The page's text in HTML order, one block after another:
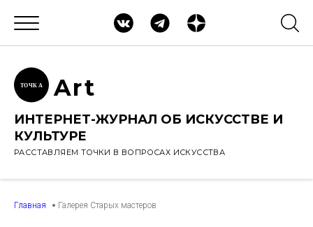
ТОЧК А Art
ИНТЕРНЕТ-ЖУРНАЛ ОБ ИСКУССТВЕ И
КУЛЬТУРЕ
РАССТАВЛЯЕМ ТОЧКИ В ВОПРОСАХ ИСКУССТВА
Главная Галерея Старых мастеров